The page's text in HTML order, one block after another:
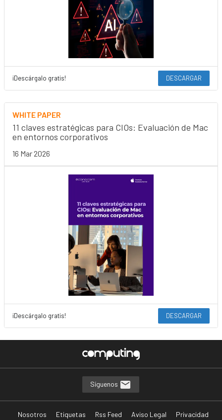
¡Descárgalo gratis! DESCARGAR
WHITE PAPER
11 claves estratégicas para CIOs: Evaluación de Mac
en entornos corporativos
16 Mar 2026
¡Descárgalo gratis! DESCARGAR
Síguenos
Nosotros Etiquetas Rss Feed Aviso Legal
Privacidad